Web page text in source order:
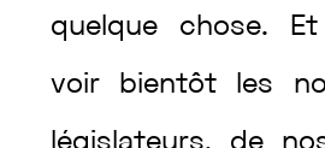
quelque chose. Et
voir bientôt les